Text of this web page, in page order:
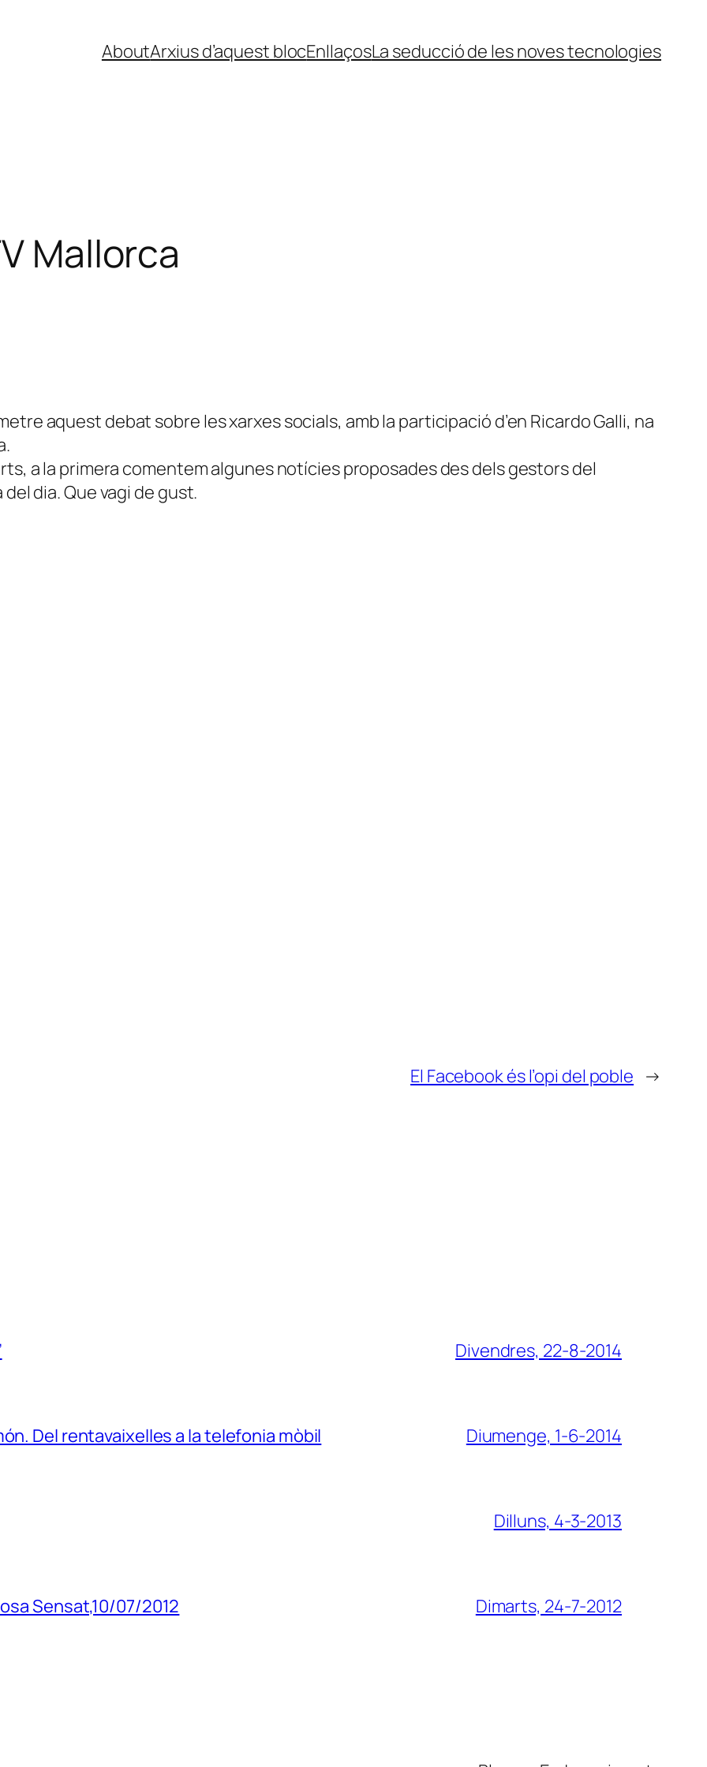
AboutArxius d’aquest blocEnllaçosLa seducció de les noves tecnologies
Mallorca
aquest debat sobre les xarxes socials, amb la participació d’en Ricardo Galli, na
a la primera comentem algunes notícies proposades des dels gestors del
dia. Que vagi de gust.
El Facebook és l’opi del poble →
Divendres, 22-8-2014
Del rentavaixelles a la telefonia mòbil Diumenge, 1-6-2014
Dilluns, 4-3-2013
Sensat,10/07/2012 Dimarts, 24-7-2012